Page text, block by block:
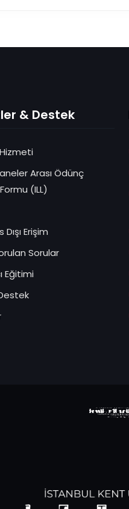
& Destek
Arası Ödünç
(ILL)
Erişim
Sorular
Eğitimi